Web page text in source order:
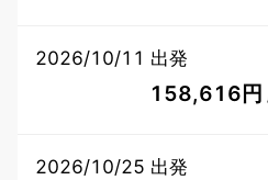
2026/10/11 出発
158,616円
2026/10/25 出発